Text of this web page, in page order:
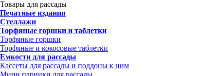
Товары для рассады
Печатные издания
Стеллажи
Торфяные горшки и таблетки
Торфяные горшки
Торфяные и кокосовые таблетки
Емкости для рассады
Кассеты для рассады и поддоны к ним
Мини парники для рассады